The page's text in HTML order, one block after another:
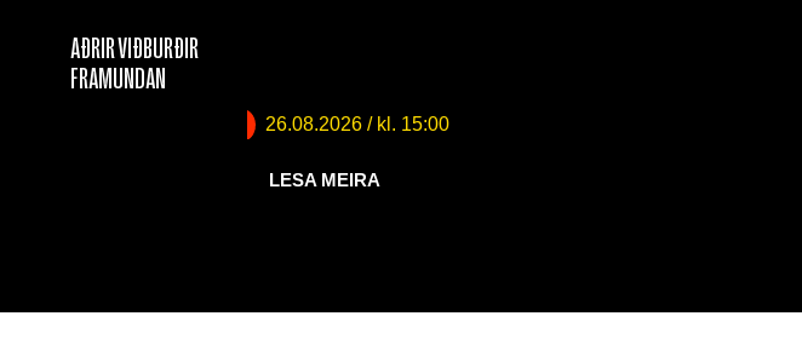
AÐRIR VIÐBURÐIR
FRAMUNDAN
26.08.2026 / kl. 15:00
LESA MEIRA